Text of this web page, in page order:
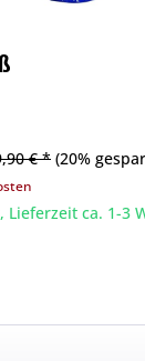
€ * (20%
ca. 1-3